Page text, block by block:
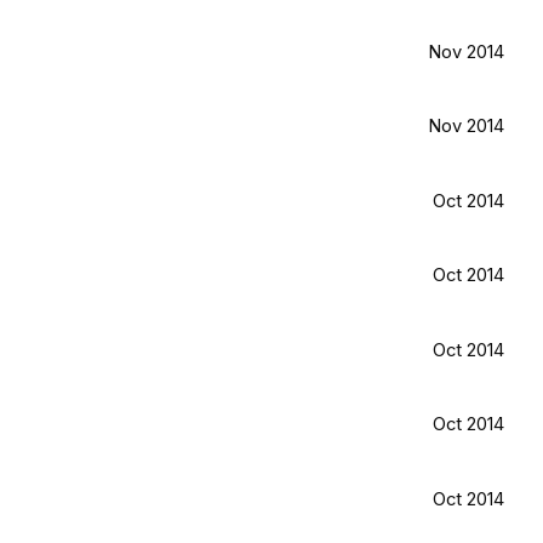
Nov 2014
Nov 2014
Oct 2014
Oct 2014
Oct 2014
Oct 2014
Oct 2014